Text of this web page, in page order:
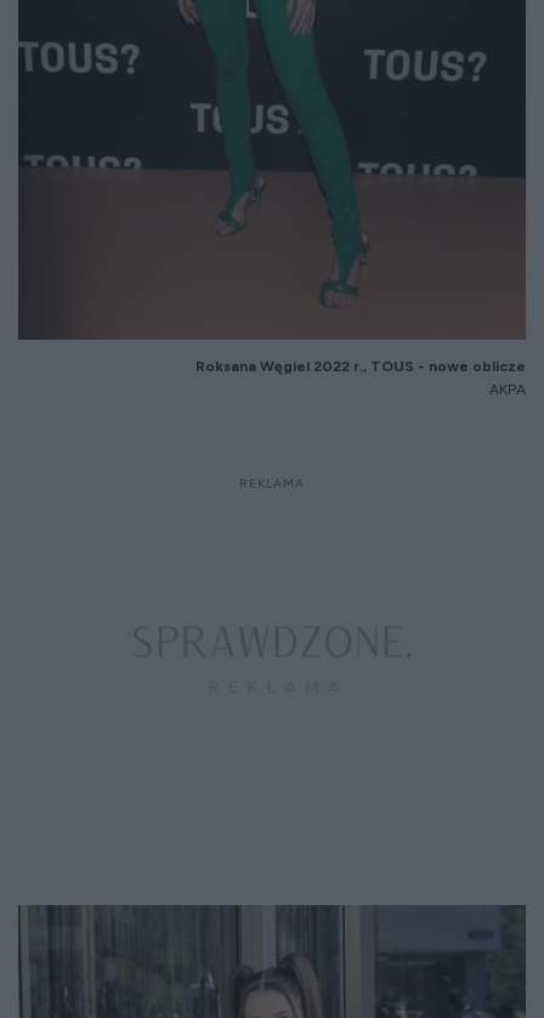
Roksana Węgiel 2022 r., TOUS - nowe oblicze
AKPA